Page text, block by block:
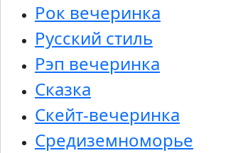
Рок вечеринка
Русский стиль
Рэп вечеринка
Сказка
Скейт-вечеринка
Средиземноморье